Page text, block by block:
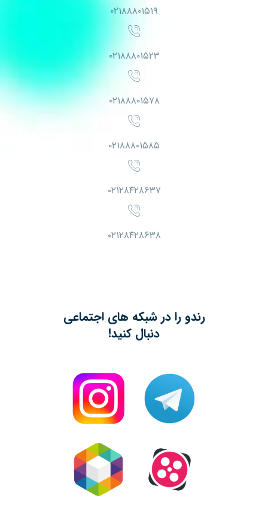
۰۲۱۸۸۸۰۱۵۱۹
۰۲۱۸۸۸۰۱۵۲۳
۰۲۱۸۸۸۰۱۵۷۸
۰۲۱۸۸۸۰۱۵۸۵
۰۲۱۲۸۴۲۸۶۳۷
۰۲۱۲۸۴۲۸۶۳۸
رندو را در شبکه های اجتماعی
دنبال کنید!